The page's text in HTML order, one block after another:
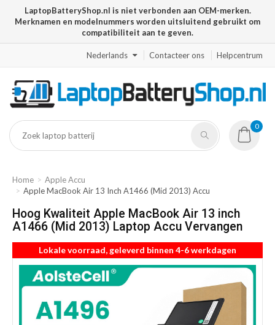
LaptopBatteryShop.nl is niet verbonden aan OEM-merken.
Merknamen en modelnummers worden uitsluitend gebruikt om
compatibiliteit aan te geven.
Nederlands Contacteer ons Helpcentrum
0
Home
Apple Accu
Apple MacBook Air 13 Inch A1466 (Mid 2013) Accu
Hoog Kwaliteit Apple MacBook Air 13 inch
A1466 (Mid 2013) Laptop Accu Vervangen
Lokale voorraad, geleverd binnen 4-6 werkdagen